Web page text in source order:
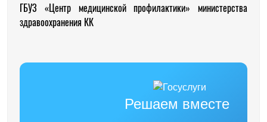
ГБУЗ «Центр медицинской профилактики» министерства
здравоохранения КК
Решаем вместе